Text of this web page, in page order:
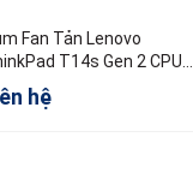
Fan Tản Lenovo
T14s Gen 2 CPU
hệ